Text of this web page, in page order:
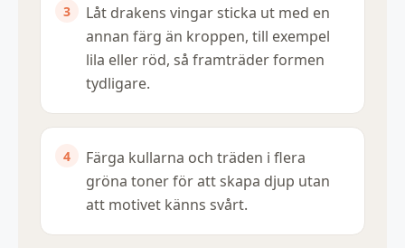
Låt drakens vingar sticka ut med en
annan färg än kroppen, till exempel
lila eller röd, så framträder formen
tydligare.
Färga kullarna och träden i flera
gröna toner för att skapa djup utan
att motivet känns svårt.